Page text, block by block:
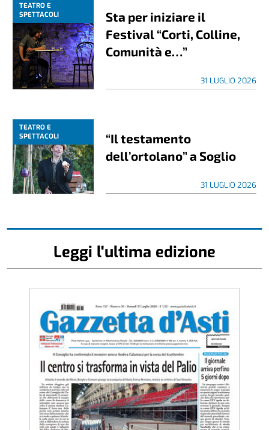
TEATRO E
SPETTACOLI
Sta per iniziare il
Festival “Corti, Colline,
Comunità e…”
31 LUGLIO 2026
TEATRO E
SPETTACOLI
“Il testamento
dell’ortolano” a Soglio
31 LUGLIO 2026
Leggi l'ultima edizione